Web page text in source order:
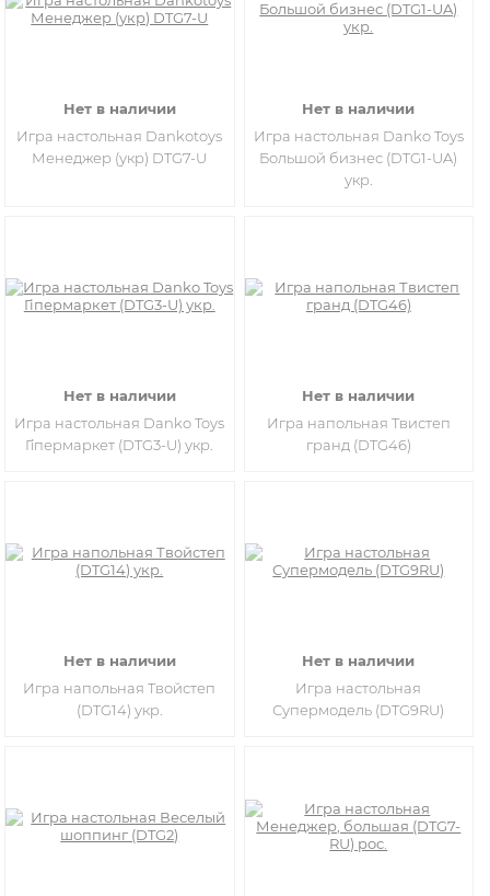
Нет в наличии
Игра настольная Dankotoys
Менеджер (укр) DTG7-U
Нет в наличии
Игра настольная Danko Toys
Большой бизнес (DTG1-UA)
укр.
Нет в наличии
Игра настольная Danko Toys
Гіпермаркет (DTG3-U) укр.
Нет в наличии
Игра напольная Твистеп
гранд (DTG46)
Нет в наличии
Игра напольная Твойстеп
(DTG14) укр.
Нет в наличии
Игра настольная
Супермодель (DTG9RU)